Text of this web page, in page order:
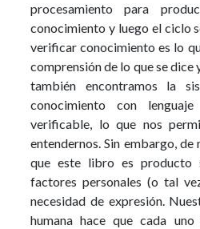
procesamiento para
conocimiento y luego el ciclo
verificar conocimiento es lo
comprensión de lo que se dice
también encontramos la
conocimiento con
verificable, lo que nos
entendernos. Sin embargo, de
que este libro es producto
factores personales (o tal
necesidad de expresión.
humana hace que cada